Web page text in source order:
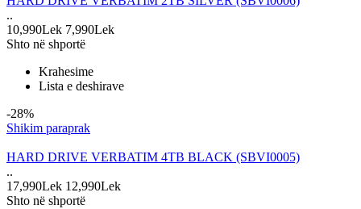
..
10,990Lek 7,990Lek
Shto në shportë
Krahesime
Lista e deshirave
-28%
Shikim paraprak
HARD DRIVE VERBATIM 4TB BLACK (SBVI0005)
..
17,990Lek 12,990Lek
Shto në shportë